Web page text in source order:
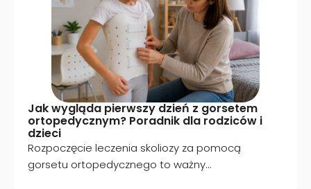
Jak wygląda pierwszy dzień z gorsetem
ortopedycznym? Poradnik dla rodziców i
dzieci
Rozpoczęcie leczenia skoliozy za pomocą
gorsetu ortopedycznego to ważny...